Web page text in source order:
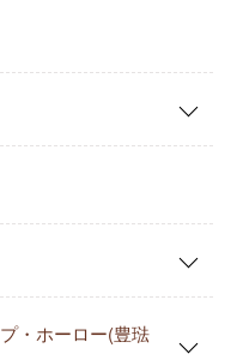
・ホーロー(豊琺